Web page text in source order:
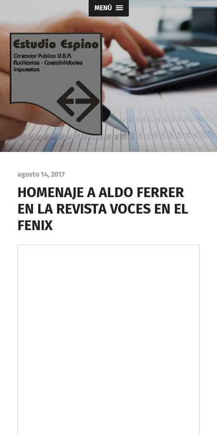
MENÚ
agosto 14, 2017
HOMENAJE A ALDO FERRER
EN LA REVISTA VOCES EN EL
FENIX